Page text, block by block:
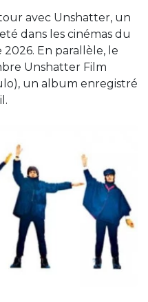
avec Unshatter, un
dans les cinémas du
En parallèle, le
Unshatter Film
un album enregistré